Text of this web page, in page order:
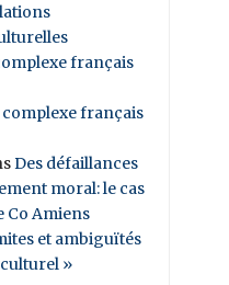
français
complexe français
Des défaillances
moral: le cas
Co Amiens
et ambiguïtés
»